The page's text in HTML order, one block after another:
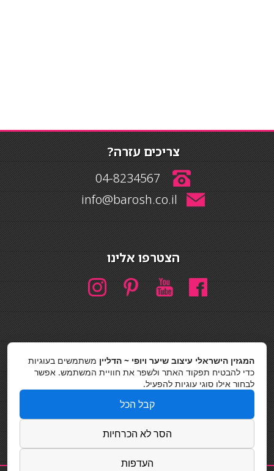
צריכים עזרה?
04-8234567
info@barosh.co.il
הצטרפו אלינו
חיפוש
כסאות בר
המגזין הישראלי עיצוב שיער ויופי ~ הדליין משתמשים בעוגיות
כדי להבטיח תפקוד האתר ולשפר את חוויית המשתמש. אפשר
לבחור אילו סוגי עוגיות להפעיל.
קבל הכל
הסר לא הכרחיות
העדפות